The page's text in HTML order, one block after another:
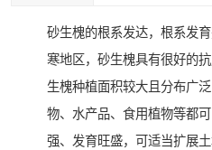
砂生槐的根系发达，根系发
寒地区，砂生槐具有很好的
生槐种植面积较大且分布广
物、水产品、食用植物等都
强、发育旺盛，可适当扩展土